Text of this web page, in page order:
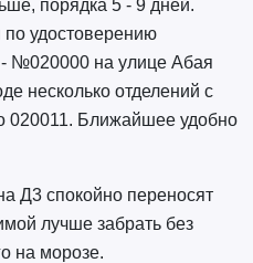
порядка 5 - 9 дней.
по удостоверению
- №020000 на улице Абая
несколько отделений с
020011. Ближайшее удобно
Д3 спокойно переносят
лучше забрать без
на морозе.